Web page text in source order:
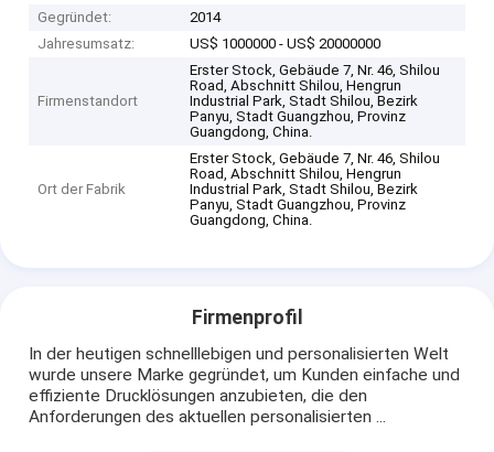
Gegründet:
2014
Jahresumsatz:
US$ 1000000 - US$ 20000000
Firmenstandort
Erster Stock, Gebäude 7, Nr. 46, Shilou
Road, Abschnitt Shilou, Hengrun
Industrial Park, Stadt Shilou, Bezirk
Panyu, Stadt Guangzhou, Provinz
Guangdong, China.
Ort der Fabrik
Erster Stock, Gebäude 7, Nr. 46, Shilou
Road, Abschnitt Shilou, Hengrun
Industrial Park, Stadt Shilou, Bezirk
Panyu, Stadt Guangzhou, Provinz
Guangdong, China.
Firmenprofil
In der heutigen schnelllebigen und personalisierten Welt
wurde unsere Marke gegründet, um Kunden einfache und
effiziente Drucklösungen anzubieten, die den
Anforderungen des aktuellen personalisierten ...